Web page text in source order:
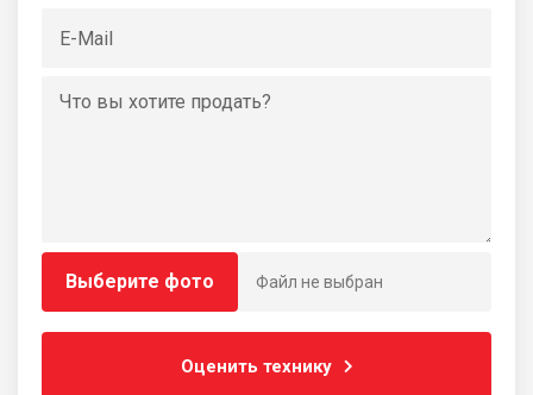
Выберите фото Файл не выбран
Оценить технику